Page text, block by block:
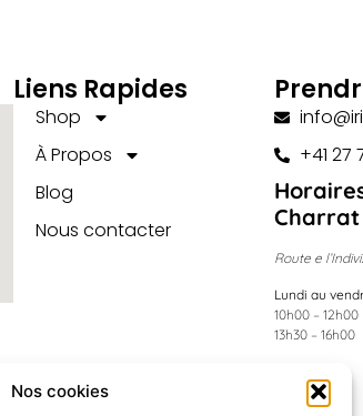
Nos cookies
+41 27
Charrat
Route e
Lundi au
10h00 – 12h00
13h30 – 16h00
Liens Rapides
Shop
À Propos
Blog
Nous contacter